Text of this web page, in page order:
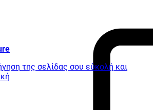
της σελίδας σου εύκολή και